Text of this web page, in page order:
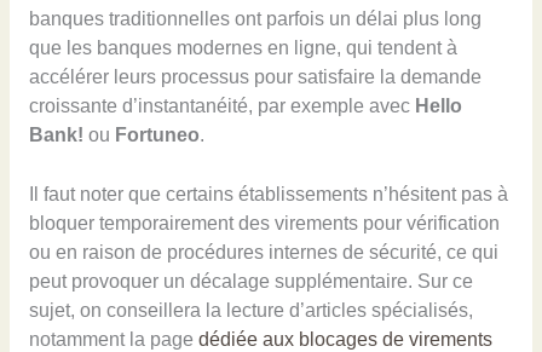
banques traditionnelles ont parfois un délai plus long
que les banques modernes en ligne, qui tendent à
accélérer leurs processus pour satisfaire la demande
croissante d’instantanéité, par exemple avec Hello
Bank! ou Fortuneo.
Il faut noter que certains établissements n’hésitent pas à
bloquer temporairement des virements pour vérification
ou en raison de procédures internes de sécurité, ce qui
peut provoquer un décalage supplémentaire. Sur ce
sujet, on conseillera la lecture d’articles spécialisés,
notamment la page dédiée aux blocages de virements